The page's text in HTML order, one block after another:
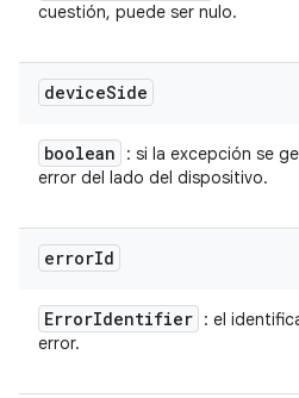
cuestión, puede ser nulo.
deviceSide
boolean
: si la excepción se
error del lado del dispositivo.
errorId
ErrorIdentifier : el
error.